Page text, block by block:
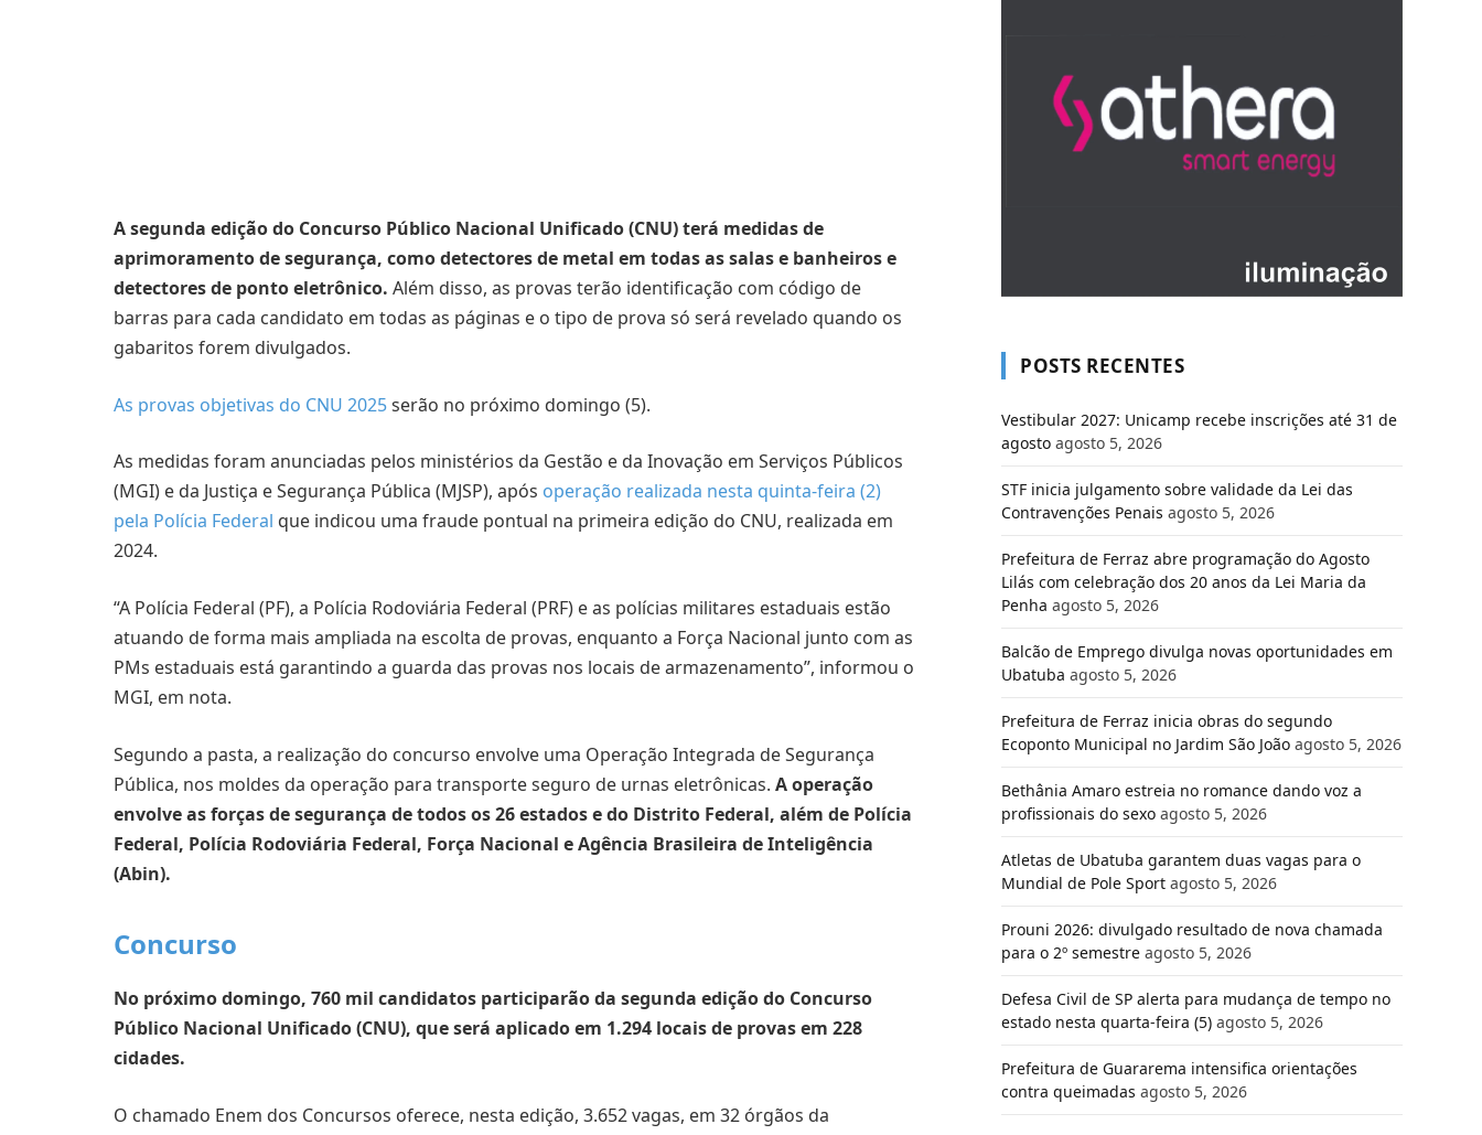
A segunda edição do Concurso Público Nacional Unificado (CNU) terá medidas de
aprimoramento de segurança, como detectores de metal em todas as salas e banheiros e
detectores de ponto eletrônico. Além disso, as provas terão identificação com código de
barras para cada candidato em todas as páginas e o tipo de prova só será revelado quando os
gabaritos forem divulgados.
As provas objetivas do CNU 2025serão no próximo domingo (5).
As medidas foram anunciadas pelos ministérios da Gestão e da Inovação em Serviços Públicos
(MGI) e da Justiça e Segurança Pública (MJSP), após operação realizada nesta quinta-feira (2)
pela Polícia Federal que indicou uma fraude pontual na primeira edição do CNU, realizada em
2024.
“A Polícia Federal (PF), a Polícia Rodoviária Federal (PRF) e as polícias militares estaduais estão
atuando de forma mais ampliada na escolta de provas, enquanto a Força Nacional junto com as
PMs estaduais está garantindo a guarda das provas nos locais de armazenamento”, informou o
MGI, em nota.
Segundo a pasta, a realização do concurso envolve uma Operação Integrada de Segurança
Pública, nos moldes da operação para transporte seguro de urnas eletrônicas. A operação
envolve as forças de segurança de todos os 26 estados e do Distrito Federal, além de Polícia
Federal, Polícia Rodoviária Federal, Força Nacional e Agência Brasileira de Inteligência
(Abin).
Concurso
No próximo domingo, 760 mil candidatos participarão da segunda edição do Concurso
Público Nacional Unificado (CNU), que será aplicado em 1.294 locais de provas em 228
cidades.
O chamado Enem dos Concursos oferece, nesta edição, 3.652 vagas, em 32 órgãos da
POSTS RECENTES
Vestibular 2027: Unicamp recebe inscrições até 31 de
agosto agosto 5, 2026
STF inicia julgamento sobre validade da Lei das
Contravenções Penais agosto 5, 2026
Prefeitura de Ferraz abre programação do Agosto
Lilás com celebração dos 20 anos da Lei Maria da
Penha agosto 5, 2026
Balcão de Emprego divulga novas oportunidades em
Ubatuba agosto 5, 2026
Prefeitura de Ferraz inicia obras do segundo
Ecoponto Municipal no Jardim São João agosto 5, 2026
Bethânia Amaro estreia no romance dando voz a
profissionais do sexo agosto 5, 2026
Atletas de Ubatuba garantem duas vagas para o
Mundial de Pole Sport agosto 5, 2026
Prouni 2026: divulgado resultado de nova chamada
para o 2º semestre agosto 5, 2026
Defesa Civil de SP alerta para mudança de tempo no
estado nesta quarta-feira (5) agosto 5, 2026
Prefeitura de Guararema intensifica orientações
contra queimadas agosto 5, 2026